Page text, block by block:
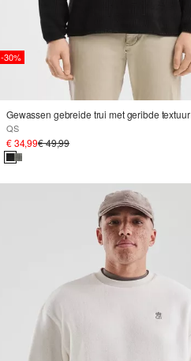
-30%
Gewassen gebreide trui met geribde textuur
QS
€ 34,99€ 49,99